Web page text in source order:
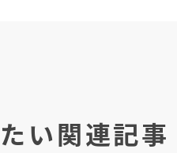
い関連記事